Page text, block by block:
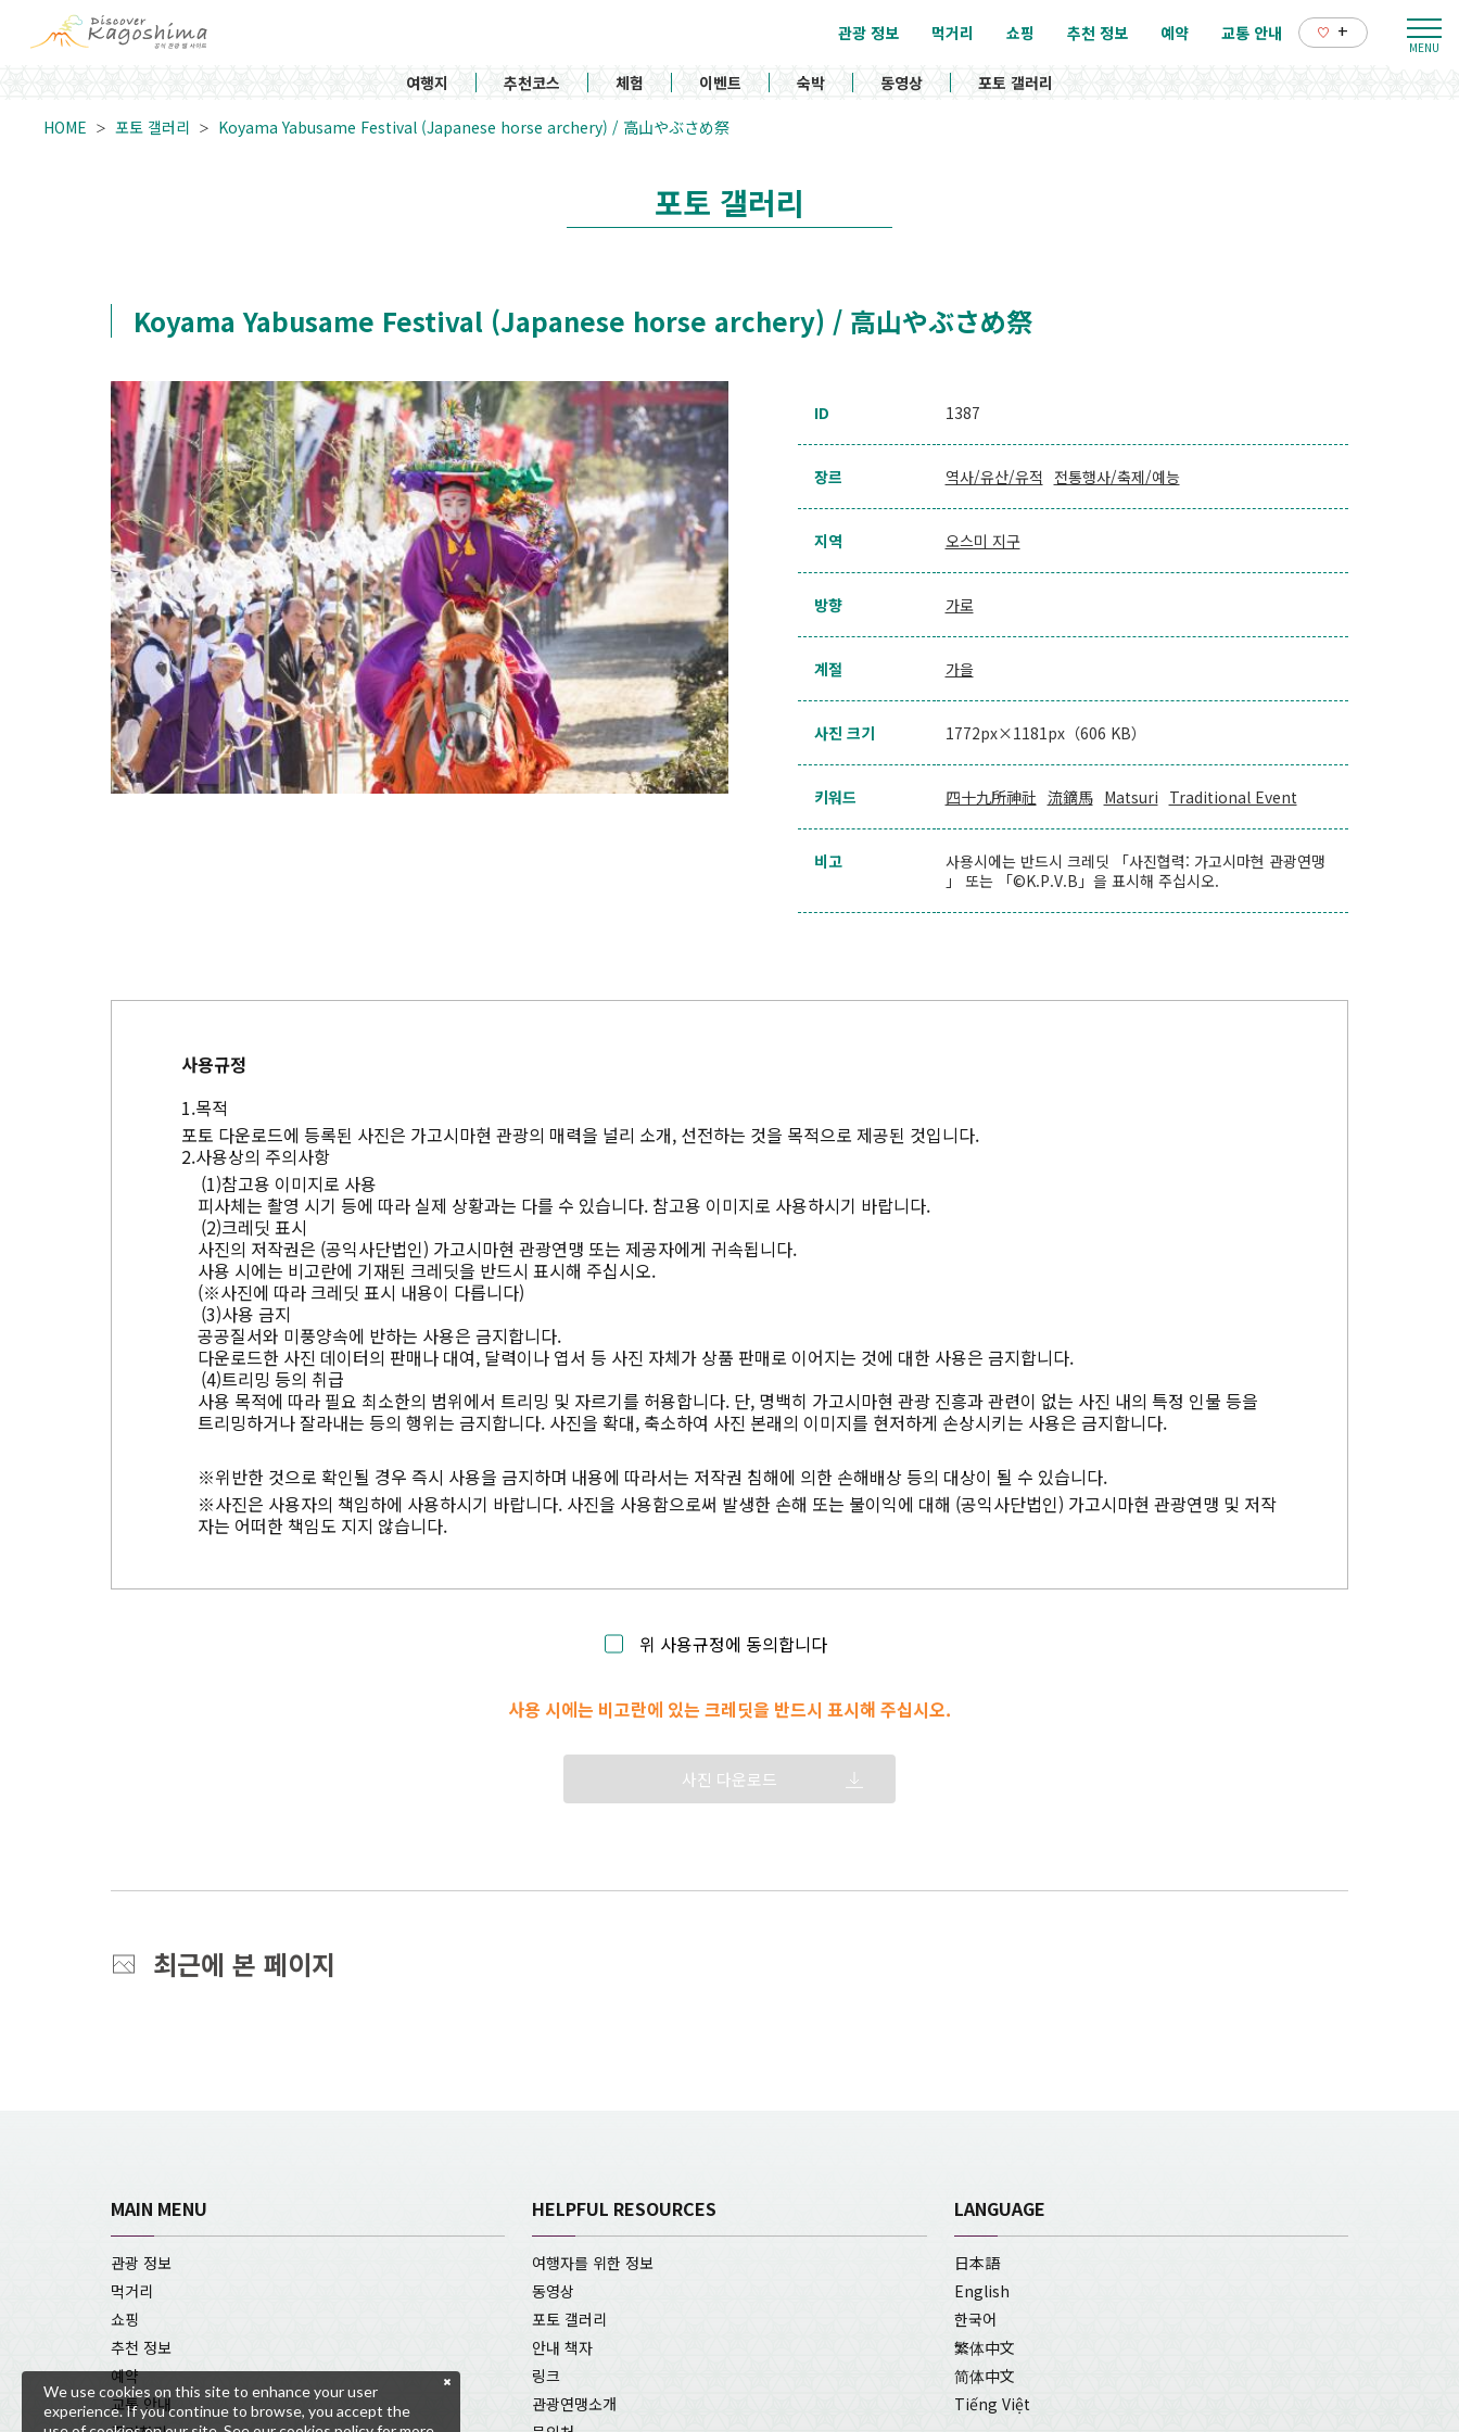
관광 정보 먹거리 쇼핑 추천 정보 예약 교통 안내 +
여행지 추천코스 체험 이벤트 숙박 동영상 포토 갤러리
HOME 포토 갤러리 Koyama Yabusame Festival (Japanese horse archery) / 高山やぶさめ祭
포토 갤러리
Koyama Yabusame Festival (Japanese horse archery) / 高山やぶさめ祭
ID 1387
장르 역사/유산/유적 전통행사/축제/예능
지역 오스미 지구
방향 가로
계절 가을
사진 크기 1772px×1181px（606 KB）
키워드 四十九所神社 流鏑馬 Matsuri Traditional Event
비고
사용시에는 반드시 크레딧 「사진협력: 가고시마현 관광연맹
」 또는 「©K.P.V.B」을 표시해 주십시오.
사용규정
목적
포토 다운로드에 등록된 사진은 가고시마현 관광의 매력을 널리 소개, 선전하는 것을 목적으로 제공된 것입니다.
사용상의 주의사항
참고용 이미지로 사용
피사체는 촬영 시기 등에 따라 실제 상황과는 다를 수 있습니다. 참고용 이미지로 사용하시기 바랍니다.
크레딧 표시
사진의 저작권은 (공익사단법인) 가고시마현 관광연맹 또는 제공자에게 귀속됩니다.
사용 시에는 비고란에 기재된 크레딧을 반드시 표시해 주십시오.
(※사진에 따라 크레딧 표시 내용이 다릅니다)
사용 금지
공공질서와 미풍양속에 반하는 사용은 금지합니다.
다운로드한 사진 데이터의 판매나 대여, 달력이나 엽서 등 사진 자체가 상품 판매로 이어지는 것에 대한 사용은 금지합니다.
트리밍 등의 취급
사용 목적에 따라 필요 최소한의 범위에서 트리밍 및 자르기를 허용합니다. 단, 명백히 가고시마현 관광 진흥과 관련이 없는 사진 내의 특정 인물 등을
트리밍하거나 잘라내는 등의 행위는 금지합니다. 사진을 확대, 축소하여 사진 본래의 이미지를 현저하게 손상시키는 사용은 금지합니다.
※위반한 것으로 확인될 경우 즉시 사용을 금지하며 내용에 따라서는 저작권 침해에 의한 손해배상 등의 대상이 될 수 있습니다.
※사진은 사용자의 책임하에 사용하시기 바랍니다. 사진을 사용함으로써 발생한 손해 또는 불이익에 대해 (공익사단법인) 가고시마현 관광연맹 및 저작
자는 어떠한 책임도 지지 않습니다.
위 사용규정에 동의합니다
사용 시에는 비고란에 있는 크레딧을 반드시 표시해 주십시오.
사진 다운로드
최근에 본 페이지
MAIN MENU
관광 정보
먹거리
쇼핑
추천 정보
예약
교통 안내
HELPFUL RESOURCES
여행자를 위한 정보
동영상
포토 갤러리
안내 책자
링크
관광연맹소개
LANGUAGE
日本語
English
한국어
繁体中文
简体中文
Tiếng Việt
We use cookies on this site to enhance your user
experience. If you continue to browse, you accept the